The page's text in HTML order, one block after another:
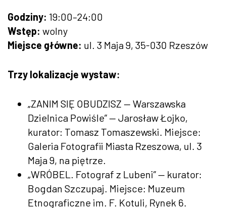
Godziny: 19:00–24:00
Wstęp: wolny
Miejsce główne: ul. 3 Maja 9, 35-030 Rzeszów
Trzy lokalizacje wystaw:
„ZANIM SIĘ OBUDZISZ — Warszawska
Dzielnica Powiśle” — Jarosław Łojko,
kurator: Tomasz Tomaszewski. Miejsce:
Galeria Fotografii Miasta Rzeszowa, ul. 3
Maja 9, na piętrze.
„WRÓBEL. Fotograf z Lubeni” — kurator:
Bogdan Szczupaj. Miejsce: Muzeum
Etnograficzne im. F. Kotuli, Rynek 6.